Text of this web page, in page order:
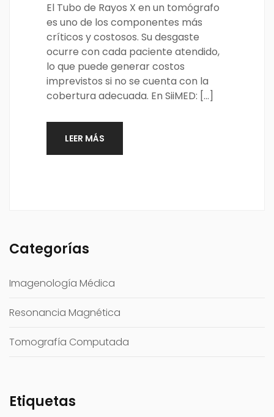
El Tubo de Rayos X en un tomógrafo
es uno de los componentes más
críticos y costosos. Su desgaste
ocurre con cada paciente atendido,
lo que puede generar costos
imprevistos si no se cuenta con la
cobertura adecuada. En SiiMED: […]
LEER MÁS
Categorías
Imagenología Médica
Resonancia Magnética
Tomografía Computada
Etiquetas